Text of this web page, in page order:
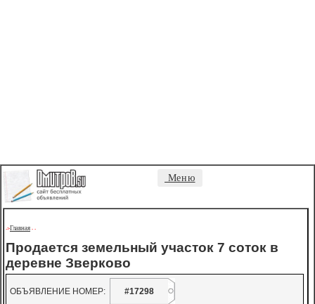
Меню
->Главная - -
Продается земельный участок 7 соток в
деревне Зверково
ОБЪЯВЛЕНИЕ НОМЕР:
#17298